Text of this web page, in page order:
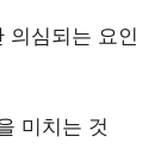
의심되는 요인
미치는 것